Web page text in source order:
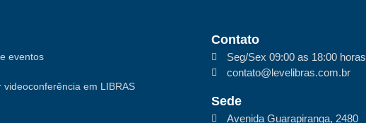
eventos
em LIBRAS
Contato
Seg/Sex 09:00 as 18:00 horas
contato@levelibras.com.br
Sede
Avenida Guarapiranga, 2480